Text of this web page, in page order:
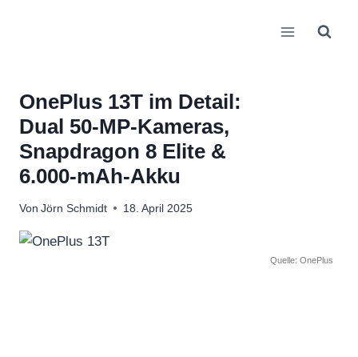
OnePlus 13T im Detail:
Dual 50‑MP‑Kameras,
Snapdragon 8 Elite &
6.000‑mAh‑Akku
Von Jörn Schmidt 18. April 2025
Quelle: OnePlus